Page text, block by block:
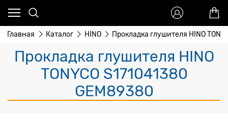
Главная Каталог HINO Прокладка глушителя HINO
Прокладка глушителя HINO
TONYCO S171041380
GEM89380